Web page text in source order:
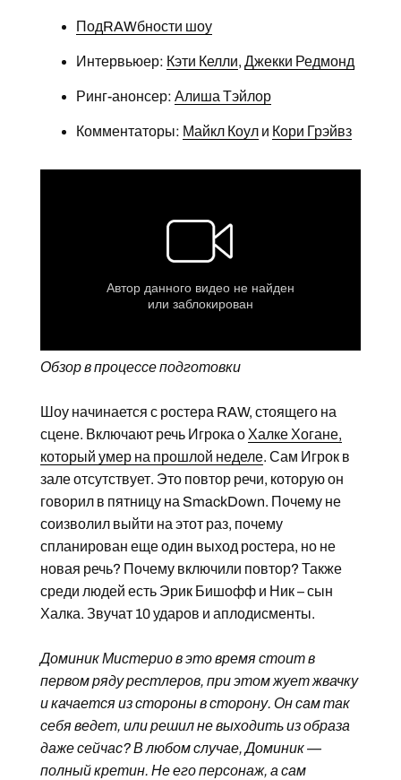
ПодRAWбности шоу
Интервьюер: Кэти Келли, Джекки Редмонд
Ринг-анонсер: Алиша Тэйлор
Комментаторы: Майкл Коули Кори Грэйвз
Обзор в процессе подготовки
Шоу начинается с ростера RAW, стоящего на
сцене. Включают речь Игрока о Халке Хогане,
который умер на прошлой неделе. Сам Игрок в
зале отсутствует. Это повтор речи, которую он
говорил в пятницу на SmackDown. Почему не
соизволил выйти на этот раз, почему
спланирован еще один выход ростера, но не
новая речь? Почему включили повтор? Также
среди людей есть Эрик Бишофф и Ник – сын
Халка. Звучат 10 ударов и аплодисменты.
Доминик Мистерио в это время стоит в
первом ряду рестлеров, при этом жует жвачку
и качается из стороны в сторону. Он сам так
себя ведет, или решил не выходить из образа
даже сейчас? В любом случае, Доминик —
полный кретин. Не его персонаж, а сам